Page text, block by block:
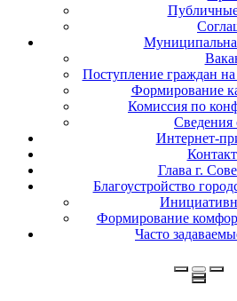
Поступление граждан
Формирование
Комиссия по
Сведения
Интернет-
Глава г.
Благоустройство
Формирование
Часто